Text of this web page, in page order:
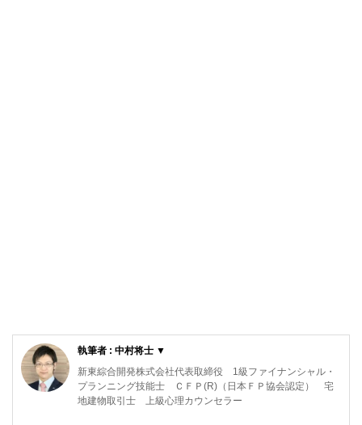
執筆者 : 中村将士 ▼
新東綜合開発株式会社代表取締役 1級ファイナンシャル・
プランニング技能士 ＣＦＰ(R)（日本ＦＰ協会認定） 宅
地建物取引士 上級心理カウンセラー